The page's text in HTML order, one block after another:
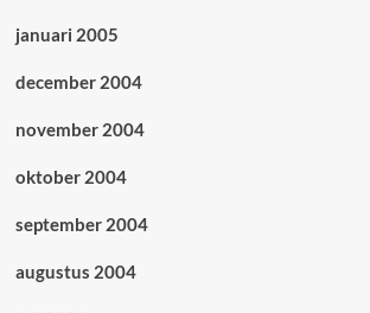
januari 2005
december 2004
november 2004
oktober 2004
september 2004
augustus 2004